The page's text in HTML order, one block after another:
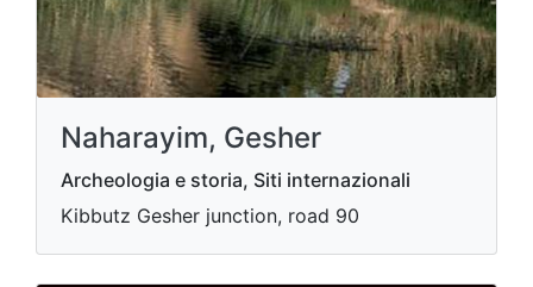
Naharayim, Gesher
Archeologia e storia, Siti internazionali
Kibbutz Gesher junction, road 90